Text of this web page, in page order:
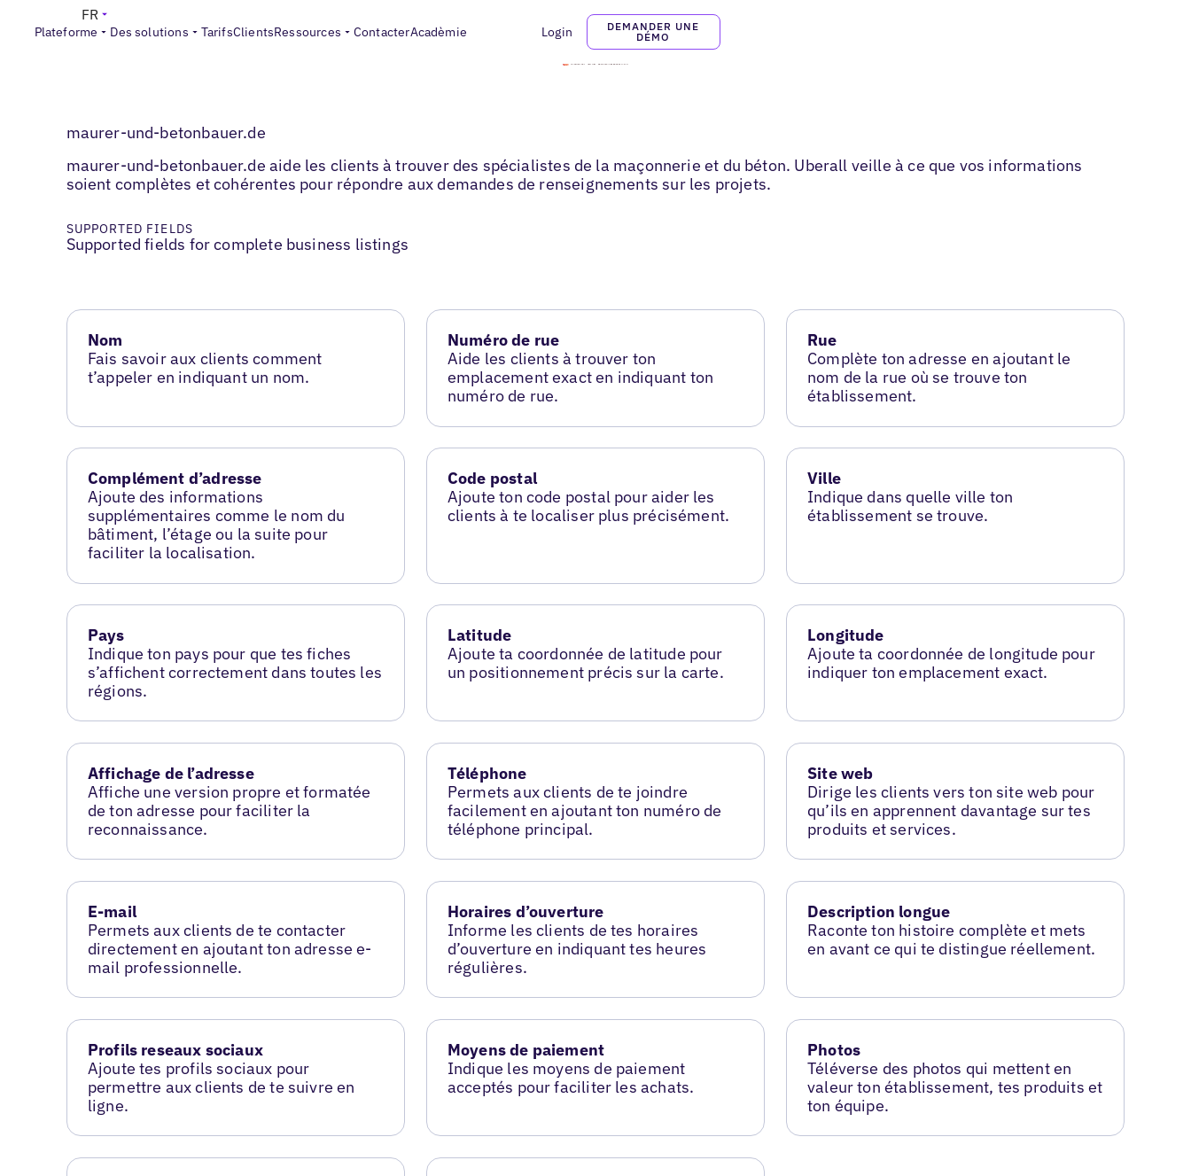
Plateforme Des solutions TarifsClientsRessources ContacterAcadèmie Login
DEMANDER UNE
DÉMO
FR
maurer-und-betonbauer.de
maurer-und-betonbauer.de aide les clients à trouver des spécialistes de la maçonnerie et du béton. Uberall veille à ce que vos informations
soient complètes et cohérentes pour répondre aux demandes de renseignements sur les projets.
SUPPORTED FIELDS
Supported fields for complete business listings
Nom
Fais savoir aux clients comment
t’appeler en indiquant un nom.
Numéro de rue
Aide les clients à trouver ton
emplacement exact en indiquant ton
numéro de rue.
Rue
Complète ton adresse en ajoutant le
nom de la rue où se trouve ton
établissement.
Complément d’adresse
Ajoute des informations
supplémentaires comme le nom du
bâtiment, l’étage ou la suite pour
faciliter la localisation.
Code postal
Ajoute ton code postal pour aider les
clients à te localiser plus précisément.
Ville
Indique dans quelle ville ton
établissement se trouve.
Pays
Indique ton pays pour que tes fiches
s’affichent correctement dans toutes les
régions.
Latitude
Ajoute ta coordonnée de latitude pour
un positionnement précis sur la carte.
Longitude
Ajoute ta coordonnée de longitude pour
indiquer ton emplacement exact.
Affichage de l’adresse
Affiche une version propre et formatée
de ton adresse pour faciliter la
reconnaissance.
Téléphone
Permets aux clients de te joindre
facilement en ajoutant ton numéro de
téléphone principal.
Site web
Dirige les clients vers ton site web pour
qu’ils en apprennent davantage sur tes
produits et services.
E-mail
Permets aux clients de te contacter
directement en ajoutant ton adresse e-
mail professionnelle.
Horaires d’ouverture
Informe les clients de tes horaires
d’ouverture en indiquant tes heures
régulières.
Description longue
Raconte ton histoire complète et mets
en avant ce qui te distingue réellement.
Profils reseaux sociaux
Ajoute tes profils sociaux pour
permettre aux clients de te suivre en
ligne.
Moyens de paiement
Indique les moyens de paiement
acceptés pour faciliter les achats.
Photos
Téléverse des photos qui mettent en
valeur ton établissement, tes produits et
ton équipe.